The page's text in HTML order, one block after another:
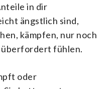
in dir
ängstlich sind,
kämpfen, nur noch
fühlen.
oder